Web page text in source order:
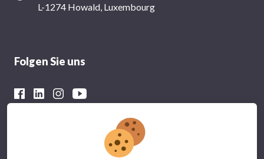
L-1274 Howald, Luxembourg
Folgen Sie uns
Mit der finanziellen Unterstützung von